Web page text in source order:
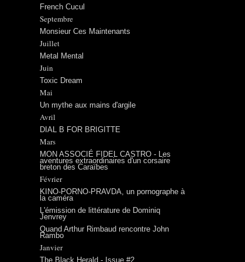
French Cucul
Septembre
Monsieur Ces Maintenants
Juillet
Metal Mental
Juin
Toxic Dream
Mai
Un mythe aux mains d'argile
Avril
DIAL B FOR BRIGITTE
Mars
MON ASSOCIÉ FIDEL CASTRO - Les
aventures extraordinaires d'un corsaire
breton des Caraïbes
Février
KINO-PORNO-PRAVDA, un pornographe à
la caméra
L'émission de littérature de Dominiq
Jenvrey
Quand Arthur Rimbaud rencontre John
Rambo
Janvier
The Black Herald - Issue #2